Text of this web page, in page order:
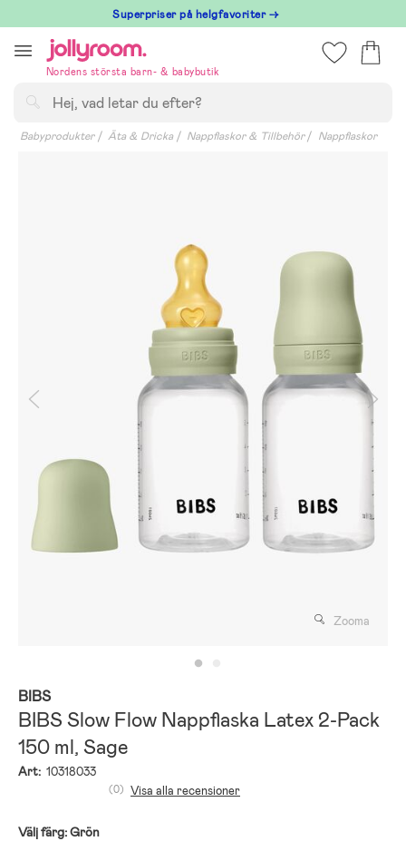
till
innehållet
Superpriser på helgfavoriter →
Nordens största barn- & babybutik
Babyprodukter Äta & Dricka Nappflaskor & Tillbehör Nappflaskor
Zooma
BIBS
BIBS Slow Flow Nappflaska Latex 2-Pack
150 ml, Sage
Art: 10318033
(0) Visa alla recensioner
Välj färg:Grön